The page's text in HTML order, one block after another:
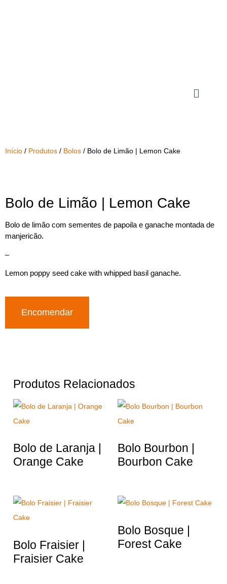
Início / Produtos / Bolos / Bolo de Limão | Lemon Cake
Bolo de Limão | Lemon Cake
Bolo de limão com sementes de papoila e ganache montada de
manjericão.
–
Lemon poppy seed cake with whipped basil ganache.
Encomendar
Produtos Relacionados
Bolo de Laranja |
Orange Cake
Bolo Bourbon |
Bourbon Cake
Bolo Fraisier |
Fraisier Cake
Bolo Bosque |
Forest Cake